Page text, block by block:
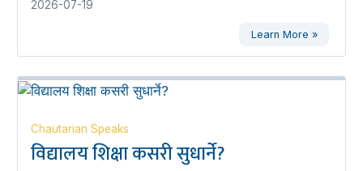
2026-07-19
Learn More »
Chautarian Speaks
विद्यालय शिक्षा कसरी सुधार्ने?